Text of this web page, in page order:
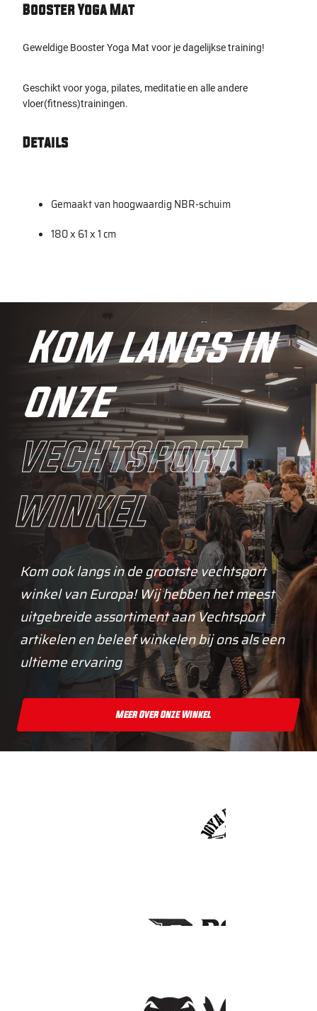
Booster Yoga Mat
Geweldige Booster Yoga Mat voor je dagelijkse training!
Geschikt voor yoga, pilates, meditatie en alle andere
vloer(fitness)trainingen.
Details
Gemaakt van hoogwaardig NBR-schuim
180 x 61 x 1 cm
Kom langs in
onze
vechtsport
winkel
Kom ook langs in de grootste vechtsport
winkel van Europa! Wij hebben het meest
uitgebreide assortiment aan Vechtsport
artikelen en beleef winkelen bij ons als een
ultieme ervaring
Meer Over Onze Winkel